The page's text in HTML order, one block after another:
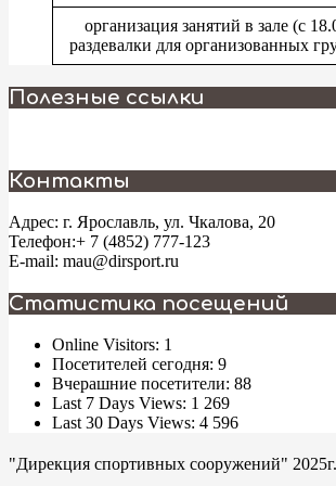
организация занятий в зале (с
раздевалки для организованных
2025-
04-
Полезные ссылки
Контакты
Адрес: г. Ярославль, ул. Чкалова, 20
Телефон:+ 7 (4852) 777-123
E-mail: mau@dirsport.ru
Статистика посещений
Online Visitors: 1
Посетителей сегодня: 9
Вчерашние посетители: 88
Last 7 Days Views: 1 269
Last 30 Days Views: 4 596
"Дирекция спортивных сооружений" 2025г.